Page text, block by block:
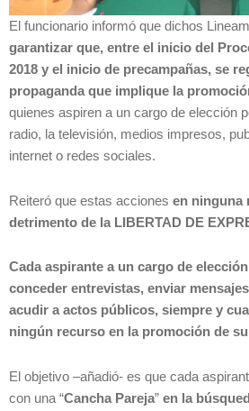
El funcionario informó que dichos
garantizar que, entre el inicio del
2018 y el inicio de precampañas, se
propaganda que implique la
quienes aspiren a un cargo de elección
radio, la televisión, medios impresos,
internet o redes sociales.
Reiteró que estas acciones en ninguna
detrimento de la LIBERTAD DE
Cada aspirante a un cargo de
conceder entrevistas, enviar
acudir a actos públicos, siempre y
ningún recurso en la promoción de
El objetivo –añadió- es que cada
con una “Cancha Pareja” en la